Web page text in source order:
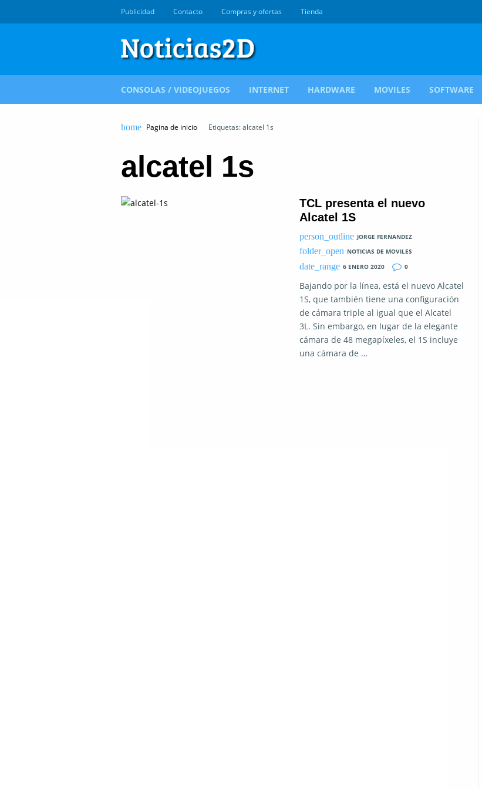
Publicidad Contacto Compras y ofertas Tienda
CONSOLAS / VIDEOJUEGOS INTERNET HARDWARE MOVILES SOFTWARE
Pagina de inicio Etiquetas: alcatel 1s
alcatel 1s
TCL presenta el nuevo
Alcatel 1S
JORGE FERNANDEZ
NOTICIAS DE MOVILES
6 ENERO 2020
0
Bajando por la línea, está el nuevo Alcatel
1S, que también tiene una configuración
de cámara triple al igual que el Alcatel
3L. Sin embargo, en lugar de la elegante
cámara de 48 megapíxeles, el 1S incluye
una cámara de …